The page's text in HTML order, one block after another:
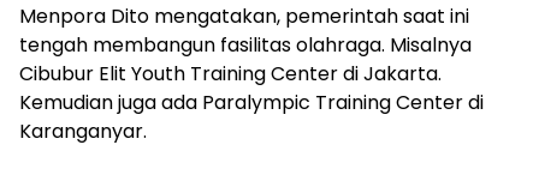
Menpora Dito mengatakan, pemerintah saat ini
tengah membangun fasilitas olahraga. Misalnya
Cibubur Elit Youth Training Center di Jakarta.
Kemudian juga ada Paralympic Training Center di
Karanganyar.